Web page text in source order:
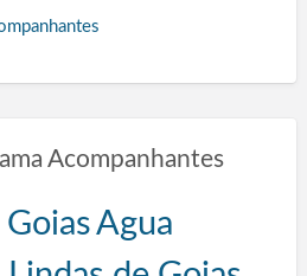
Acompanhantes
Agua